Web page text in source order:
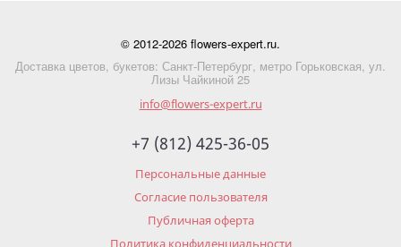
© 2012-2026 flowers-expert.ru.
Доставка цветов, букетов: Санкт-Петербург, метро Горьковская, ул.
Лизы Чайкиной 25
info@flowers-expert.ru
+7 (812) 425-36-05
Персональные данные
Согласие пользователя
Публичная оферта
Политика конфиденциальности